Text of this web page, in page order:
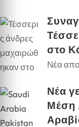
στο
Νέα
Νέα
Μέση